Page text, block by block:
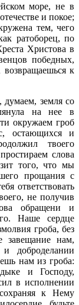
море, не в
и покое;
тем, чего
ратоборец, по
Христова в
победных,
возвращаешься к
земля со
на нее в
окружаем гроб
остающихся и
твоего
слова
того, что мы
прощания с
ответствовать
не получив
обращени и
Наше сердце
гроба, без
завещание нам,
доброделании
нам из гроба:
и Господу,
в исполнении
к Нему